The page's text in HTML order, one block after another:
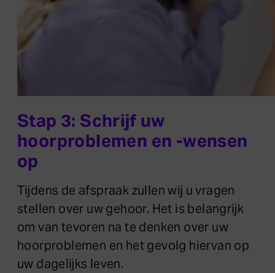
Stap 3: Schrijf uw
hoorproblemen en -wensen
op
Tijdens de afspraak zullen wij u vragen
stellen over uw gehoor. Het is belangrijk
om van tevoren na te denken over uw
hoorproblemen en het gevolg hiervan op
uw dagelijks leven.